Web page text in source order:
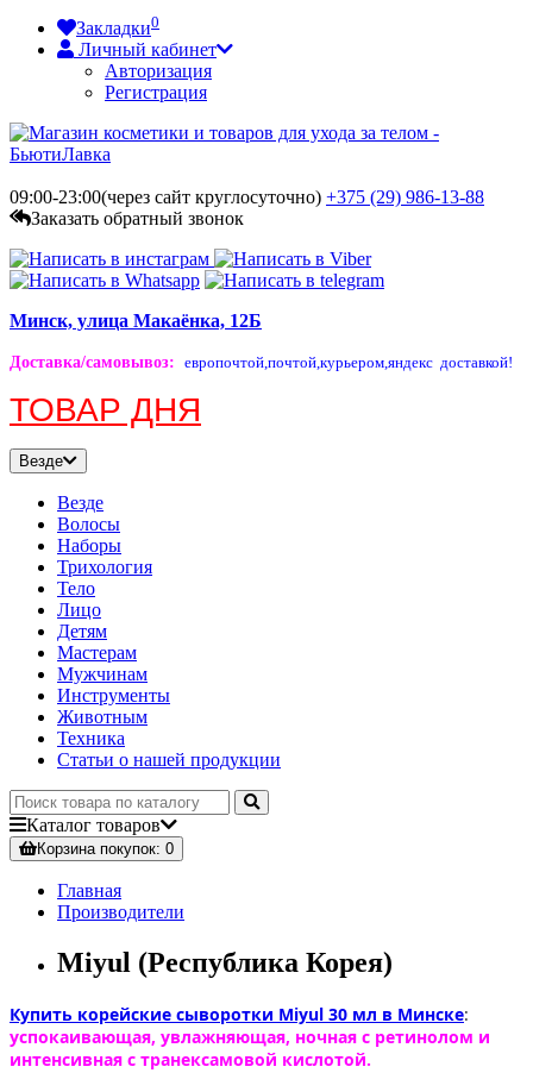
Закладки0
Личный кабинет
Авторизация
Регистрация
09:00-23:00(через сайт круглосуточно) +375 (29) 986-13-88
Заказать обратный звонок
Минск, улица Макаёнка, 12Б
Доставка/самовывоз: европочтой,почтой,курьером,яндекс доставкой!
ТОВАР ДНЯ
Везде
Везде
Волосы
Наборы
Трихология
Тело
Лицо
Детям
Мастерам
Мужчинам
Инструменты
Животным
Техника
Статьи о нашей продукции
Каталог товаров
Корзинапокупок: 0
Главная
Производители
Miyul (Республика Корея)
Купить корейские сыворотки Miyul 30 мл в Минске:
успокаивающая, увлажняющая, ночная с ретинолом и
интенсивная с транексамовой кислотой.